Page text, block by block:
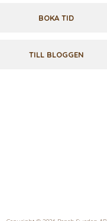
BOKA TID
TILL BLOGGEN